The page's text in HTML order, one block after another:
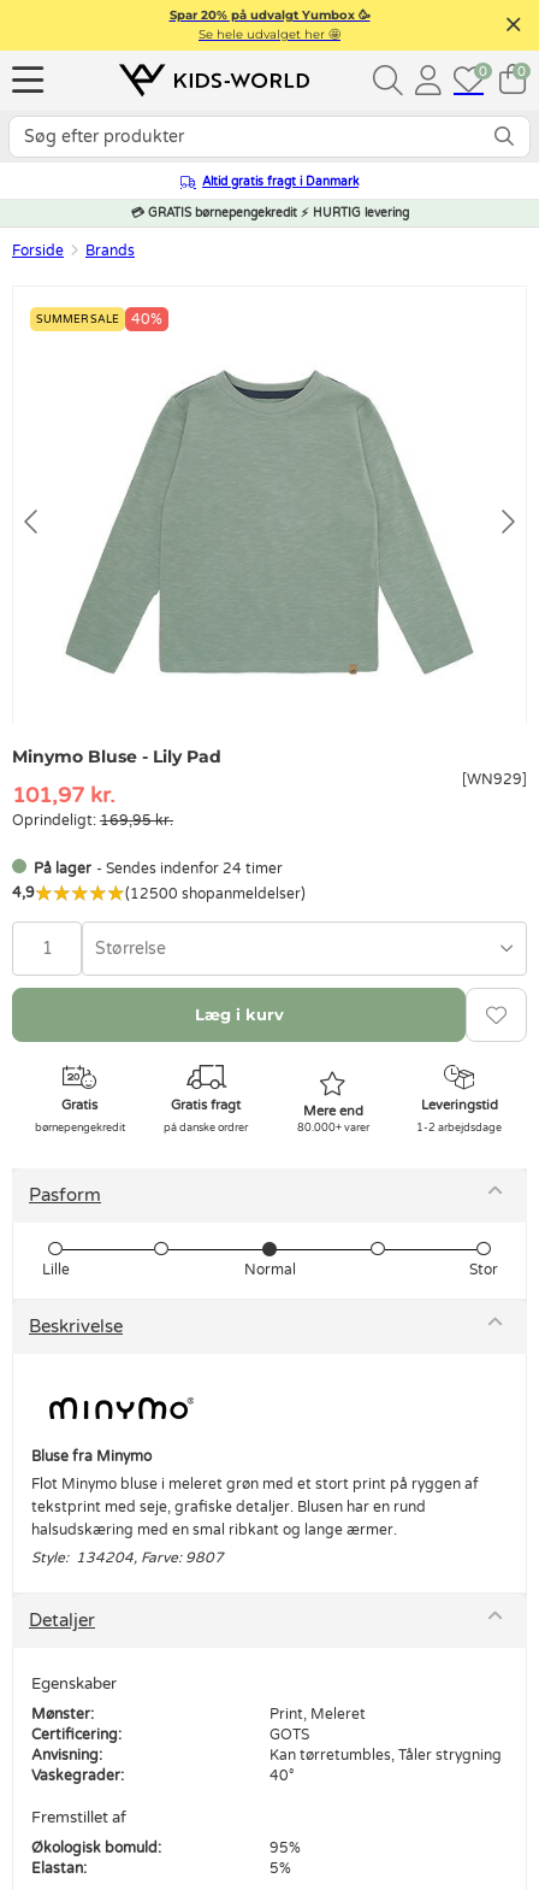
Spar 20% på udvalgt Yumbox 🥳
Se hele udvalget her 🤩
0 0
Altid gratis fragt i Danmark
💳 GRATIS børnepengekredit ⚡ HURTIG levering
Forside Brands
SUMMER SALE 40%
Minymo Bluse - Lily Pad
[WN929]
101,97 kr.
Oprindeligt: 169,95 kr.
På lager - Sendes indenfor 24 timer
4,9
(12500 shopanmeldelser)
Størrelse
Læg i kurv
Gratis
børnepengekredit
Gratis fragt
på danske ordrer
Mere end
80.000+ varer
Leveringstid
1-2 arbejdsdage
Pasform
Lille Normal Stor
Beskrivelse
Bluse fra Minymo
Flot Minymo bluse i meleret grøn med et stort print på ryggen af
tekstprint med seje, grafiske detaljer. Blusen har en rund
halsudskæring med en smal ribkant og lange ærmer.
Style: 134204, Farve: 9807
Detaljer
Egenskaber
Mønster:
Print, Meleret
Certificering:
GOTS
Anvisning:
Kan tørretumbles, Tåler strygning
Vaskegrader:
40°
Fremstillet af
Økologisk bomuld:
95%
Elastan:
5%